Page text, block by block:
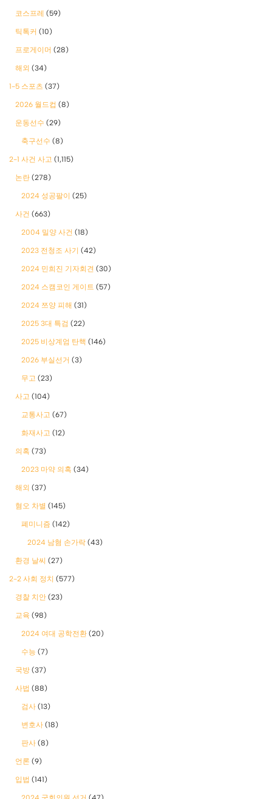
코스프레 (59)
틱톡커 (10)
프로게이머 (28)
해외 (34)
1-5 스포츠 (37)
2026 월드컵 (8)
운동선수 (29)
축구선수 (8)
2-1 사건 사고 (1,115)
논란 (278)
2024 성공팔이 (25)
사건 (663)
2004 밀양 사건 (18)
2023 전청조 사기 (42)
2024 민희진 기자회견 (30)
2024 스캠코인 게이트 (57)
2024 쯔양 피해 (31)
2025 3대 특검 (22)
2025 비상계엄 탄핵 (146)
2026 부실선거 (3)
무고 (23)
사고 (104)
교통사고 (67)
화재사고 (12)
의혹 (73)
2023 마약 의혹 (34)
해외 (37)
혐오 차별 (145)
폐미니즘 (142)
2024 남혐 손가락 (43)
환경 날씨 (27)
2-2 사회 정치 (577)
경찰 치안 (23)
교육 (98)
2024 여대 공학전환 (20)
수능 (7)
국방 (37)
사법 (88)
검사 (13)
변호사 (18)
판사 (8)
언론 (9)
입법 (141)